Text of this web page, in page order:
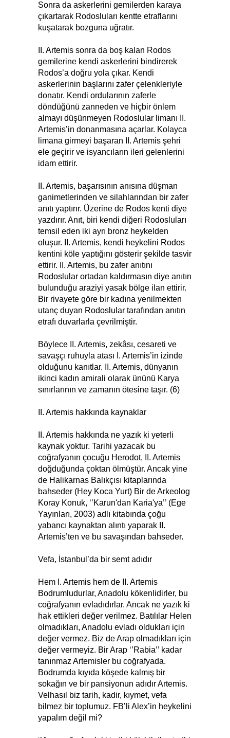
Sonra da askerlerini gemilerden karaya
çıkartarak Rodosluları kentte etraflarını
kuşatarak bozguna uğratır.
II. Artemis sonra da boş kalan Rodos
gemilerine kendi askerlerini bindirerek
Rodos’a doğru yola çıkar. Kendi
askerlerinin başlarını zafer çelenkleriyle
donatır. Kendi ordularının zaferle
döndüğünü zanneden ve hiçbir önlem
almayı düşünmeyen Rodoslular limanı II.
Artemis’in donanmasına açarlar. Kolayca
limana girmeyi başaran II. Artemis şehri
ele geçirir ve isyancıların ileri gelenlerini
idam ettirir.
II. Artemis, başarısının anısına düşman
ganimetlerinden ve silahlarından bir zafer
anıtı yaptırır. Üzerine de Rodos kenti diye
yazdırır. Anıt, biri kendi diğeri Rodosluları
temsil eden iki ayrı bronz heykelden
oluşur. II. Artemis, kendi heykelini Rodos
kentini köle yaptığını gösterir şekilde tasvir
ettirir. II. Artemis, bu zafer anıtını
Rodoslular ortadan kaldırmasın diye anıtın
bulunduğu araziyi yasak bölge ilan ettirir.
Bir rivayete göre bir kadına yenilmekten
utanç duyan Rodoslular tarafından anıtın
etrafı duvarlarla çevrilmiştir.
Böylece II. Artemis, zekâsı, cesareti ve
savaşçı ruhuyla atası I. Artemis’in izinde
olduğunu kanıtlar. II. Artemis, dünyanın
ikinci kadın amirali olarak ününü Karya
sınırlarının ve zamanın ötesine taşır. (6)
II. Artemis hakkında kaynaklar
II. Artemis hakkında ne yazık ki yeterli
kaynak yoktur. Tarihi yazacak bu
coğrafyanın çocuğu Herodot, II. Artemis
doğduğunda çoktan ölmüştür. Ancak yine
de Halikarnas Balıkçısı kitaplarında
bahseder (Hey Koca Yurt) Bir de Arkeolog
Koray Konuk, ‘’Karun'dan Karia'ya’’ (Ege
Yayınları, 2003) adlı kitabında çoğu
yabancı kaynaktan alıntı yaparak II.
Artemis’ten ve bu savaşından bahseder.
Vefa, İstanbul’da bir semt adıdır
Hem I. Artemis hem de II. Artemis
Bodrumludurlar, Anadolu kökenlidirler, bu
coğrafyanın evladıdırlar. Ancak ne yazık ki
hak ettikleri değer verilmez. Batılılar Helen
olmadıkları, Anadolu evladı oldukları için
değer vermez. Biz de Arap olmadıkları için
değer vermeyiz. Bir Arap ‘’Rabia’’ kadar
tanınmaz Artemisler bu coğrafyada.
Bodrumda kıyıda köşede kalmış bir
sokağın ve bir pansiyonun adıdır Artemis.
Velhasıl biz tarih, kadir, kıymet, vefa
bilmez bir toplumuz. FB’li Alex’in heykelini
yapalım değil mi?